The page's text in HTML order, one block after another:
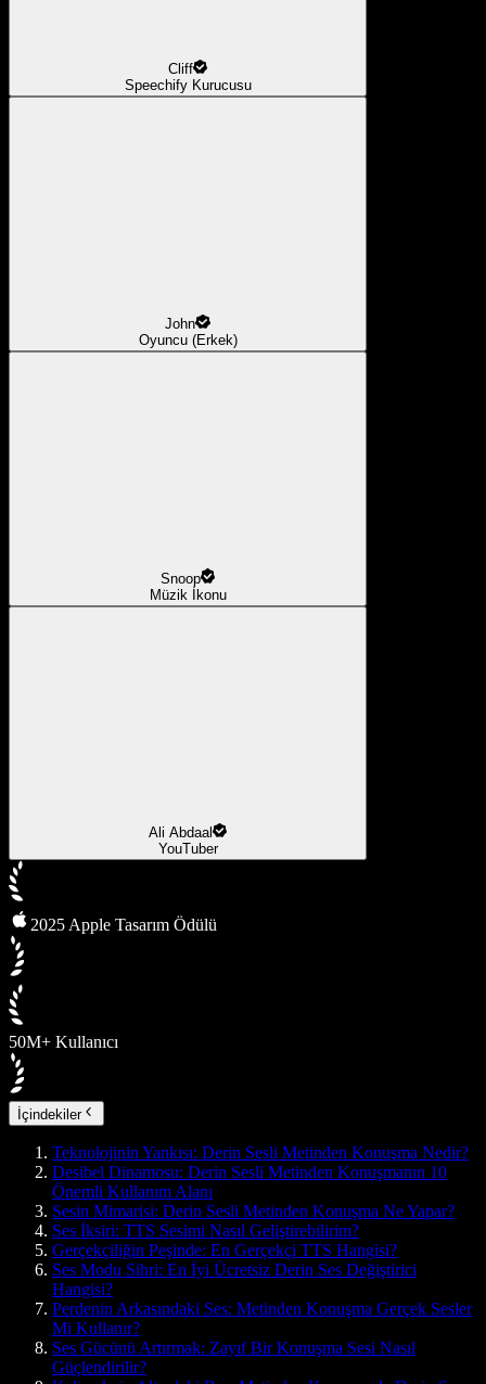
Cliff
Speechify Kurucusu
John
Oyuncu (Erkek)
Snoop
Müzik İkonu
Ali Abdaal
YouTuber
2025 Apple Tasarım Ödülü
50M+ Kullanıcı
İçindekiler
Teknolojinin Yankısı: Derin Sesli Metinden Konuşma Nedir?
Desibel Dinamosu: Derin Sesli Metinden Konuşmanın 10
Önemli Kullanım Alanı
Sesin Mimarisi: Derin Sesli Metinden Konuşma Ne Yapar?
Ses İksiri: TTS Sesimi Nasıl Geliştirebilirim?
Gerçekçiliğin Peşinde: En Gerçekçi TTS Hangisi?
Ses Modu Sihri: En İyi Ücretsiz Derin Ses Değiştirici
Hangisi?
Perdenin Arkasındaki Ses: Metinden Konuşma Gerçek Sesler
Mi Kullanır?
Ses Gücünü Artırmak: Zayıf Bir Konuşma Sesi Nasıl
Güçlendirilir?